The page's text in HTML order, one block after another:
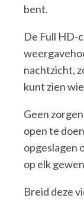
bent.
De Full HD-
nachtzicht,
kunt zien
Geen
open te
opgeslagen
op elk
Breid deze